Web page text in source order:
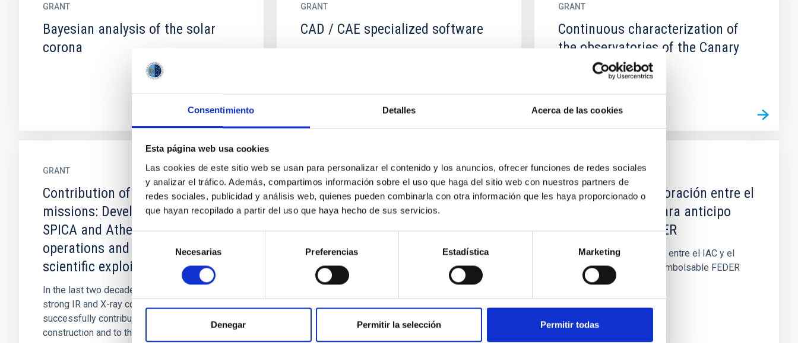
Consentimiento Detalles Acerca de las cookies
Esta página web usa cookies
Las cookies de este sitio web se usan para personalizar el contenido y los anuncios, ofrecer funciones de redes sociales
y analizar el tráfico. Además, compartimos información sobre el uso que haga del sitio web con nuestros partners de
redes sociales, publicidad y análisis web, quienes pueden combinarla con otra información que les haya proporcionado o
que hayan recopilado a partir del uso que haya hecho de sus servicios.
consentimiento
Necesarias Preferencias Estadística Marketing
Denegar Permitir la selección Permitir todas
GRANT
Bayesian analysis of the solar
corona
GRANT
CAD / CAE specialized software
GRANT
Continuous characterization of
the observatories of the Canary
islands
GRANT
Contribution of the IAC to space
missions: Developments for
SPICA and Athena, Herschel post-
operations and multi-frequency
scientific exploitation
In the last two decades, Spain has built up
strong IR and X-ray communities which have
successfully contributed, at Co-I level, to the
construction and to the...
GRANT
Contribution of the IAC to the
space mission plato 2.0 phases
b2 / c
This subproject aims to contribute with for
scientific and technical work for the IACs
contributions to the PLATO 2.0 mission is
requested. This includes...
AGREEMENT
Convenio de Colaboración entre el
IAC y el MINECO para anticipo
reembolsable FEDER
Convenio de Colaboración entre el IAC y el
MINECO para anticipo reembolsable FEDER